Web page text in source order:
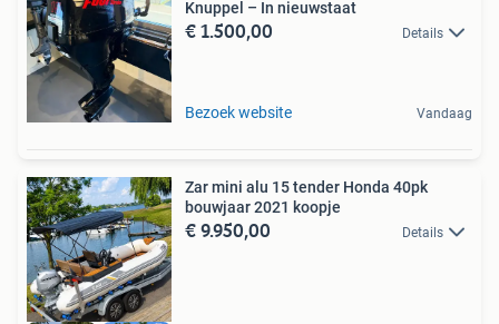
Knuppel – In nieuwstaat
€ 1.500,00 Details
Bezoek website Vandaag
Zar mini alu 15 tender Honda 40pk
bouwjaar 2021 koopje
€ 9.950,00 Details